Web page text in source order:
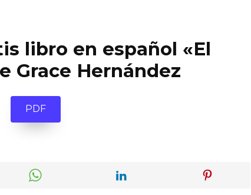
libro en español «El
Grace Hernández
PDF